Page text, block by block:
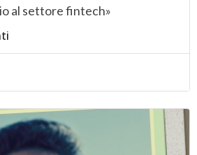
al settore fintech»